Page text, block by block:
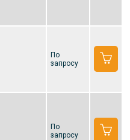
По
запросу
По
запросу